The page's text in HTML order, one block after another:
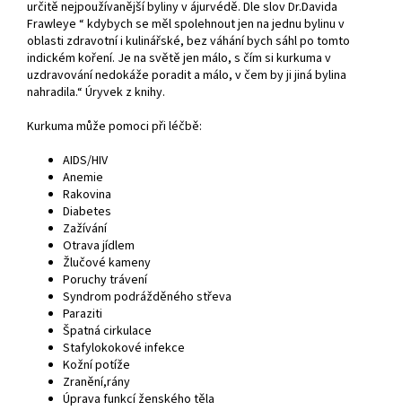
určitě nejpoužívanější byliny v ájurvédě. Dle slov Dr.Davida
Frawleye “ kdybych se měl spolehnout jen na jednu bylinu v
oblasti zdravotní i kulinářské, bez váhání bych sáhl po tomto
indickém koření. Je na světě jen málo, s čím si kurkuma v
uzdravování nedokáže poradit a málo, v čem by ji jiná bylina
nahradila.“ Úryvek z knihy.
Kurkuma může pomoci při léčbě:
AIDS/HIV
Anemie
Rakovina
Diabetes
Zažívání
Otrava jídlem
Žlučové kameny
Poruchy trávení
Syndrom podrážděného střeva
Paraziti
Špatná cirkulace
Stafylokokové infekce
Kožní potíže
Zranění,rány
Úprava funkcí ženského těla